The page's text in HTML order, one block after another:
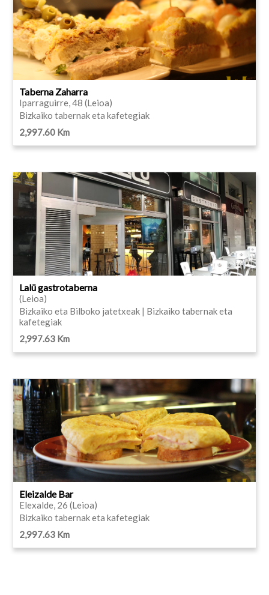
Taberna Zaharra
Iparraguirre, 48 (Leioa)
Bizkaiko tabernak eta kafetegiak
2,997.60 Km
Lalü gastrotaberna
(Leioa)
Bizkaiko eta Bilboko jatetxeak | Bizkaiko tabernak eta
kafetegiak
2,997.63 Km
Eleizalde Bar
Elexalde, 26 (Leioa)
Bizkaiko tabernak eta kafetegiak
2,997.63 Km